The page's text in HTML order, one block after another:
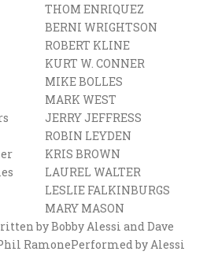
THOM ENRIQUEZ
BERNI WRIGHTSON
ROBERT KLINE
KURT W. CONNER
MIKE BOLLES
MARK WEST
JERRY JEFFRESS
ROBIN LEYDEN
KRIS BROWN
LAUREL WALTER
LESLIE FALKINBURGS
MARY MASON
by Bobby Alessi and Dave
RamonePerformed by Alessi